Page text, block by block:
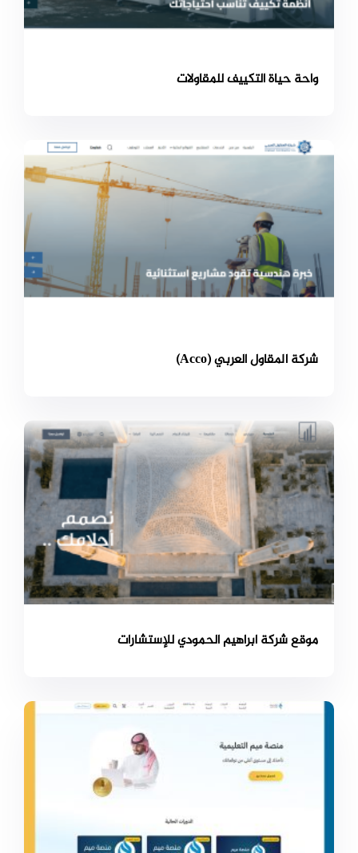
واحة حياة التكييف للمقاولات
شركة المقاول العربي (Acco)
موقع شركة ابراهيم الحمودي للإستشارات